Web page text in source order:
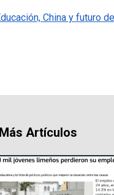
China y futuro
Artículos